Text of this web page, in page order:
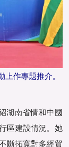
作專題推介。
湖南省情和中國
區建設情況。她
斷拓寬對多經貿